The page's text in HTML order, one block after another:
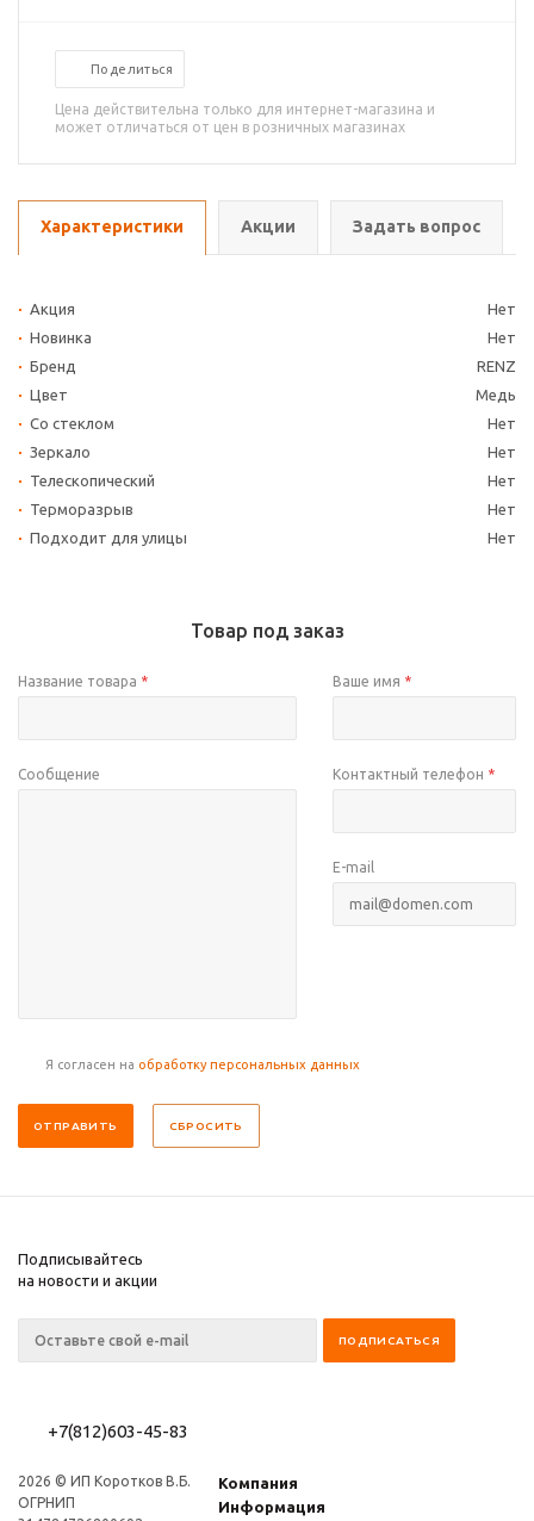
Поделиться
Цена действительна только для интернет-магазина и
может отличаться от цен в розничных магазинах
Характеристики Акции Задать вопрос
Акция
Нет
Новинка
Нет
Бренд
RENZ
Цвет
Медь
Со стеклом
Нет
Зеркало
Нет
Телескопический
Нет
Терморазрыв
Нет
Подходит для улицы
Нет
Товар под заказ
Название товара *
Сообщение
Ваше имя *
Контактный телефон *
E-mail
Я согласен на обработку персональных данных
СБРОСИТЬ
Подписывайтесь
на новости и акции
+7(812)603-45-83
2026 © ИП Коротков В.Б.
ОГРНИП
Компания
Информация